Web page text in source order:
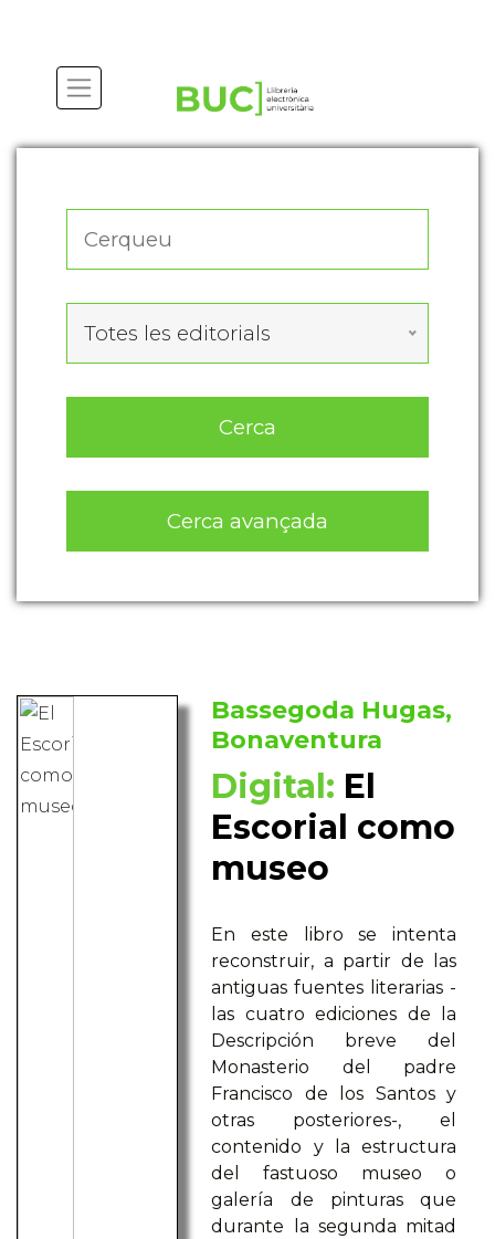
Totes les editorials
Cerca
Cerca avançada
Bassegoda Hugas,
Bonaventura
Digital: El
Escorial como
museo
En este libro se intenta
reconstruir, a partir de las
antiguas fuentes literarias -
las cuatro ediciones de la
Descripción breve del
Monasterio del padre
Francisco de los Santos y
otras posteriores-, el
contenido y la estructura
del fastuoso museo o
galería de pinturas que
durante la segunda mitad